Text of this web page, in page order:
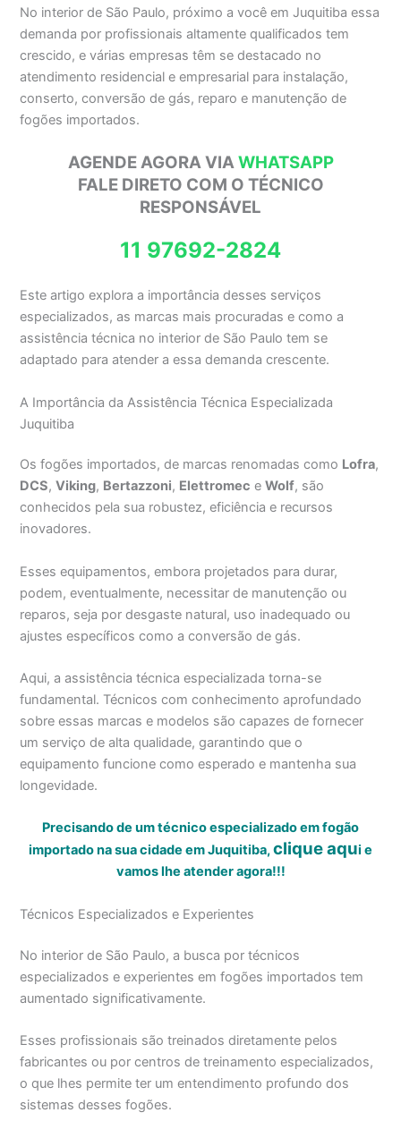
No interior de São Paulo, próximo a você em Juquitiba essa
demanda por profissionais altamente qualificados tem
crescido, e várias empresas têm se destacado no
atendimento residencial e empresarial para instalação,
conserto, conversão de gás, reparo e manutenção de
fogões importados.
AGENDE AGORA VIA WHATSAPP
FALE DIRETO COM O TÉCNICO
RESPONSÁVEL
11 97692-2824
Este artigo explora a importância desses serviços
especializados, as marcas mais procuradas e como a
assistência técnica no interior de São Paulo tem se
adaptado para atender a essa demanda crescente.
A Importância da Assistência Técnica Especializada
Juquitiba
Os fogões importados, de marcas renomadas como Lofra,
DCS,Viking, Bertazzoni, Elettromec eWolf, são
conhecidos pela sua robustez, eficiência e recursos
inovadores.
Esses equipamentos, embora projetados para durar,
podem, eventualmente, necessitar de manutenção ou
reparos, seja por desgaste natural, uso inadequado ou
ajustes específicos como a conversão de gás.
Aqui, a assistência técnica especializada torna-se
fundamental. Técnicos com conhecimento aprofundado
sobre essas marcas e modelos são capazes de fornecer
um serviço de alta qualidade, garantindo que o
equipamento funcione como esperado e mantenha sua
longevidade.
Precisando de um técnico especializado em fogão
importado na sua cidade em Juquitiba,clique aqui e
vamos lhe atender agora!!!
Técnicos Especializados e Experientes
No interior de São Paulo, a busca por técnicos
especializados e experientes em fogões importados tem
aumentado significativamente.
Esses profissionais são treinados diretamente pelos
fabricantes ou por centros de treinamento especializados,
o que lhes permite ter um entendimento profundo dos
sistemas desses fogões.